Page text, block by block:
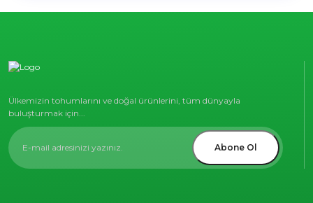
Ülkemizin tohumlarını ve doğal ürünlerini, tüm dünyayla
buluşturmak için...
Abone Ol